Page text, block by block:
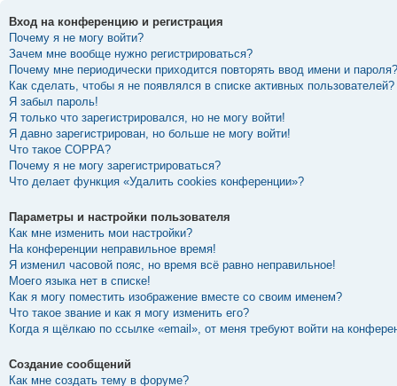
Вход на конференцию и регистрация
Почему я не могу войти?
Зачем мне вообще нужно регистрироваться?
Почему мне периодически приходится повторять ввод имени и пароля?
Как сделать, чтобы я не появлялся в списке активных пользователей?
Я забыл пароль!
Я только что зарегистрировался, но не могу войти!
Я давно зарегистрирован, но больше не могу войти!
Что такое COPPA?
Почему я не могу зарегистрироваться?
Что делает функция «Удалить cookies конференции»?
Параметры и настройки пользователя
Как мне изменить мои настройки?
На конференции неправильное время!
Я изменил часовой пояс, но время всё равно неправильное!
Моего языка нет в списке!
Как я могу поместить изображение вместе со своим именем?
Что такое звание и как я могу изменить его?
Когда я щёлкаю по ссылке «email», от меня требуют войти на
Создание сообщений
Как мне создать тему в форуме?